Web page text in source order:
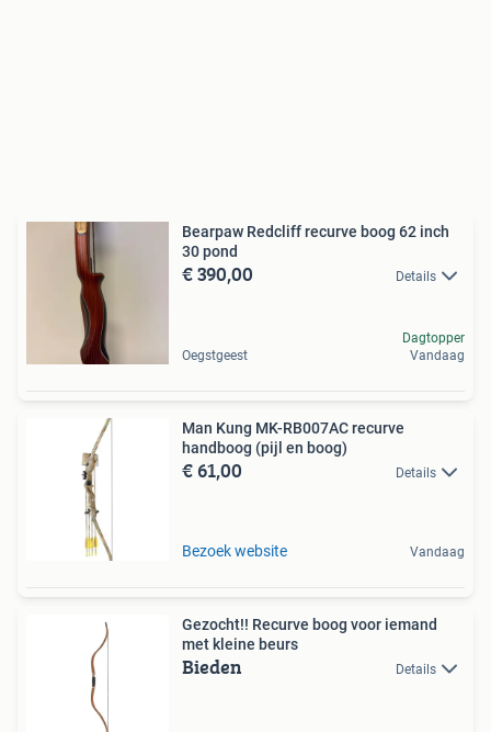
Bearpaw Redcliff recurve boog 62 inch
30 pond
€ 390,00 Details
Oegstgeest
Dagtopper
Vandaag
Man Kung MK-RB007AC recurve
handboog (pijl en boog)
€ 61,00 Details
Bezoek website Vandaag
Gezocht!! Recurve boog voor iemand
met kleine beurs
Bieden Details